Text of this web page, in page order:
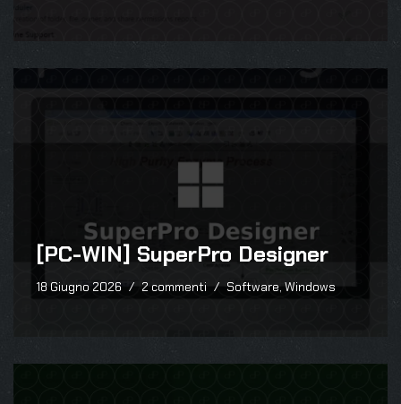
[PC-WIN] SuperPro Designer
18 Giugno 2026 2 commenti Software,Windows